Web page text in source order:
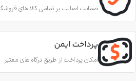
ضمانت اصالت بر تمامی کالا های
پرداخت ایمن
امکان پرداخت از طریق درگاه های معتبر